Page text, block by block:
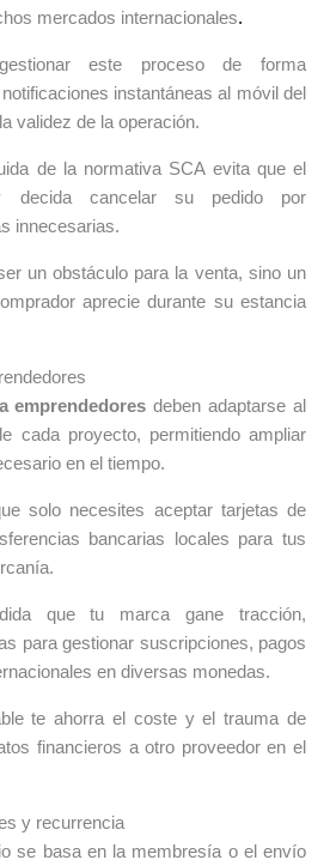
mercados internacionales.
este proceso de forma
instantáneas al móvil del
validez de la operación.
de la normativa SCA evita que el
cancelar su pedido por
innecesarias.
un obstáculo para la venta, sino un
aprecie durante su estancia
emprendedores deben adaptarse al
cada proyecto, permitiendo ampliar
en el tiempo.
solo necesites aceptar tarjetas de
bancarias locales para tus
que tu marca gane tracción,
para gestionar suscripciones, pagos
en diversas monedas.
te ahorra el coste y el trauma de
financieros a otro proveedor en el
y recurrencia
se basa en la membresía o el envío